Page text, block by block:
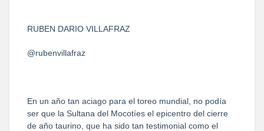
RUBEN DARIO VILLAFRAZ
@rubenvillafraz
En un año tan aciago para el toreo mundial, no podía
ser que la Sultana del Mocotíes el epicentro del cierre
de año taurino, que ha sido tan testimonial como el